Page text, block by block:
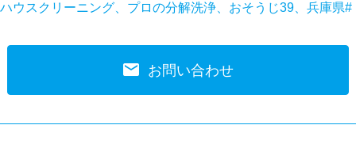
ハウスクリーニング、プロの分解洗浄、おそうじ39、兵庫県#
markunread お問い合わせ